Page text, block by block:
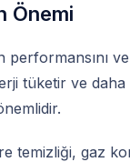
Önemi
performansını
tüketir ve
temizliği, gaz